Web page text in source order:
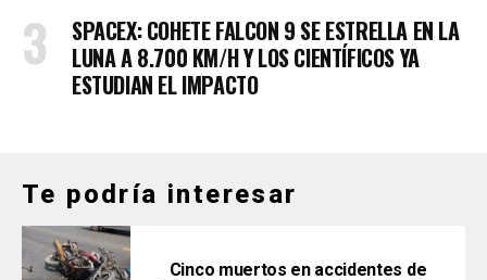
SPACEX: COHETE FALCON 9 SE ESTRELLA EN LA
LUNA A 8.700 KM/H Y LOS CIENTÍFICOS YA
ESTUDIAN EL IMPACTO
Te podría interesar
Cinco muertos en accidentes de